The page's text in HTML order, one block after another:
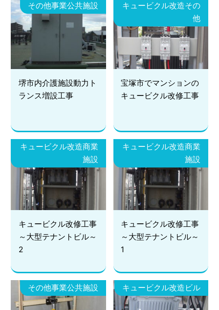
工場
その他事業公共施設
堺市内介護施設動力ト
ランス増設工事
キュービクル改造その
他
宝塚市でマンションの
キュービクル改修工事
キュービクル改造商業
施設
キュービクル改修工事
～大型テナントビル～
2
キュービクル改造商業
施設
キュービクル改修工事
～大型テナントビル～
1
その他事業公共施設 キュービクル改造ビル